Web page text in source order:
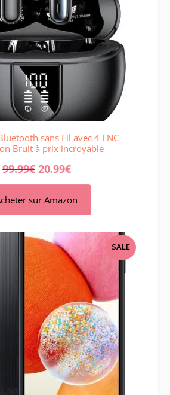
sans Fil avec 4 ENC
Bruit à prix incroyable
99.99€ 20.99€
sur Amazon
SALEPRODUCT
ON